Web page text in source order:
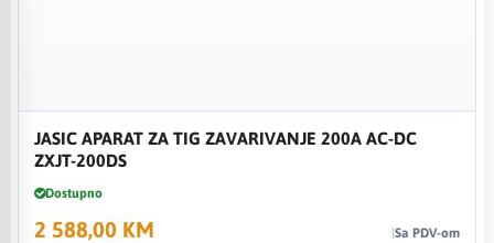
JASIC APARAT ZA TIG ZAVARIVANJE 200A AC-DC
ZXJT-200DS
Dostupno
2 588,00 KM Sa PDV-om